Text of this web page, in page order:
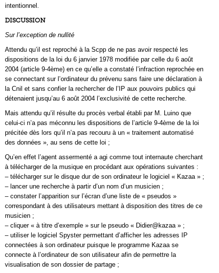
intentionnel.
DISCUSSION
Sur l’exception de nullité
Attendu qu’il est reproché à la Scpp de ne pas avoir respecté les
dispositions de la loi du 6 janvier 1978 modifiée par celle du 6 août
2004 (article 9-4ème) en ce qu’elle a constaté l’infraction reprochée en
se connectant sur l’ordinateur du prévenu sans faire une déclaration à
la Cnil et sans confier la rechercher de l’IP aux pouvoirs publics qui
détenaient jusqu’au 6 août 2004 l’exclusivité de cette recherche.
Mais attendu qu’il résulte du procès verbal établi par M. Luino que
celui-ci n’a pas méconnu les dispositions de l’article 9-4ème de la loi
précitée dès lors qu’il n’a pas recouru à un « traitement automatisé
des données », au sens de cette loi ;
Qu’en effet l’agent assermenté a agi comme tout internaute cherchant
à télécharger de la musique en procédant aux opérations suivantes :
– télécharger sur le disque dur de son ordinateur le logiciel « Kazaa » ;
– lancer une recherche à partir d’un nom d’un musicien ;
– constater l’apparition sur l’écran d’une liste de « pseudos »
correspondant à des utilisateurs mettant à disposition des titres de ce
musicien ;
– cliquer « à titre d’exemple » sur le pseudo « Didier@kazaa » ;
– utiliser le logiciel Spyster permettant d’afficher les adresses IP
connectées à son ordinateur puisque le programme Kazaa se
connecte à l’ordinateur de son utilisateur afin de permettre la
visualisation de son dossier de partage ;